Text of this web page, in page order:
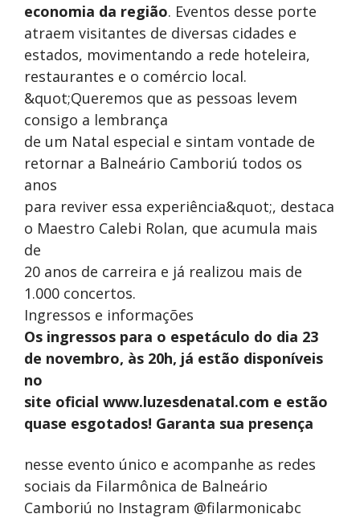
economia da região. Eventos desse porte
atraem visitantes de diversas cidades e
estados, movimentando a rede hoteleira,
restaurantes e o comércio local.
&quot;Queremos que as pessoas levem
consigo a lembrança
de um Natal especial e sintam vontade de
retornar a Balneário Camboriú todos os
anos
para reviver essa experiência&quot;, destaca
o Maestro Calebi Rolan, que acumula mais
de
20 anos de carreira e já realizou mais de
1.000 concertos.
Ingressos e informações
Os ingressos para o espetáculo do dia 23
de novembro, às 20h, já estão disponíveis
no
site oficial www.luzesdenatal.com e estão
quase esgotados! Garanta sua presença
nesse evento único e acompanhe as redes
sociais da Filarmônica de Balneário
Camboriú no Instagram @filarmonicabc